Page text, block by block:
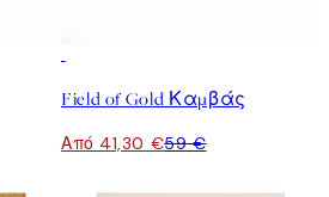
Field of Gold Καμβάς
Από 41,30 €59 €